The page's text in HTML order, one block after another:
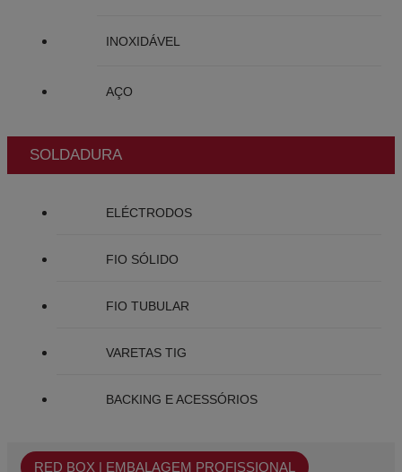
INOXIDÁVEL
AÇO
SOLDADURA
ELÉCTRODOS
FIO SÓLIDO
FIO TUBULAR
VARETAS TIG
BACKING E ACESSÓRIOS
RED BOX | EMBALAGEM PROFISSIONAL